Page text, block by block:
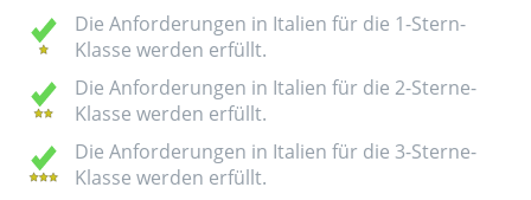
Die Anforderungen in Italien für die 1-Stern-
Klasse werden erfüllt.
Die Anforderungen in Italien für die 2-Sterne-
Klasse werden erfüllt.
Die Anforderungen in Italien für die 3-Sterne-
Klasse werden erfüllt.